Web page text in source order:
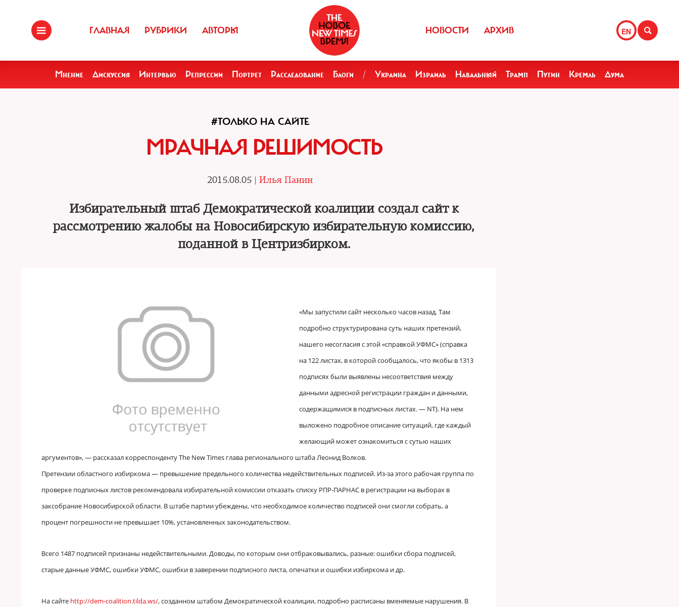
ГЛАВНАЯ РУБРИКИ АВТОРЫ EN
НОВОСТИ АРХИВ
Мнение Дискуссия Интервью Репрессии Портрет Расследование Блоги / Украина Израиль Навальный Трамп Путин Кремль Дума
#ТОЛЬКО НА САЙТЕ
МРАЧНАЯ РЕШИМОСТЬ
2015.08.05 | Илья Панин
Избирательный штаб Демократической коалиции создал сайт к
рассмотрению жалобы на Новосибирскую избирательную комиссию,
поданной в Центризбирком.
«Мы запустили сайт несколько часов назад. Там
подробно структурирована суть наших претензий,
нашего несогласия с этой «справкой УФМС» (справка
на 122 листах, в которой сообщалось, что якобы в 1313
подписях были выявлены несоответствия между
данными адресной регистрации граждан и данными,
содержащимися в подписных листах. — NT). На нем
выложено подробное описание ситуаций, где каждый
желающий может ознакомиться с сутью наших
аргументов», — рассказал корреспонденту The New Times глава регионального штаба Леонид Волков.
Претензии областного избиркома — превышение предельного количества недействительных подписей. Из-за этого рабочая группа по
проверке подписных листов рекомендовала избирательной комиссии отказать списку РПР-ПАРНАС в регистрации на выборах в
заксобрание Новосибирской области. В штабе партии убеждены, что необходимое количество подписей они смогли собрать, а
процент погрешности не превышает 10%, установленных законодательством.
Всего 1487 подписей признаны недействительными. Доводы, по которым они отбраковывались, разные: ошибки сбора подписей,
старые данные УФМС, ошибки УФМС, ошибки в заверении подписного листа, опечатки и ошибки избиркома и др.
На сайте http://dem-coalition.tilda.ws/, созданном штабом Демократической коалиции, подробно расписаны вменяемые нарушения. В